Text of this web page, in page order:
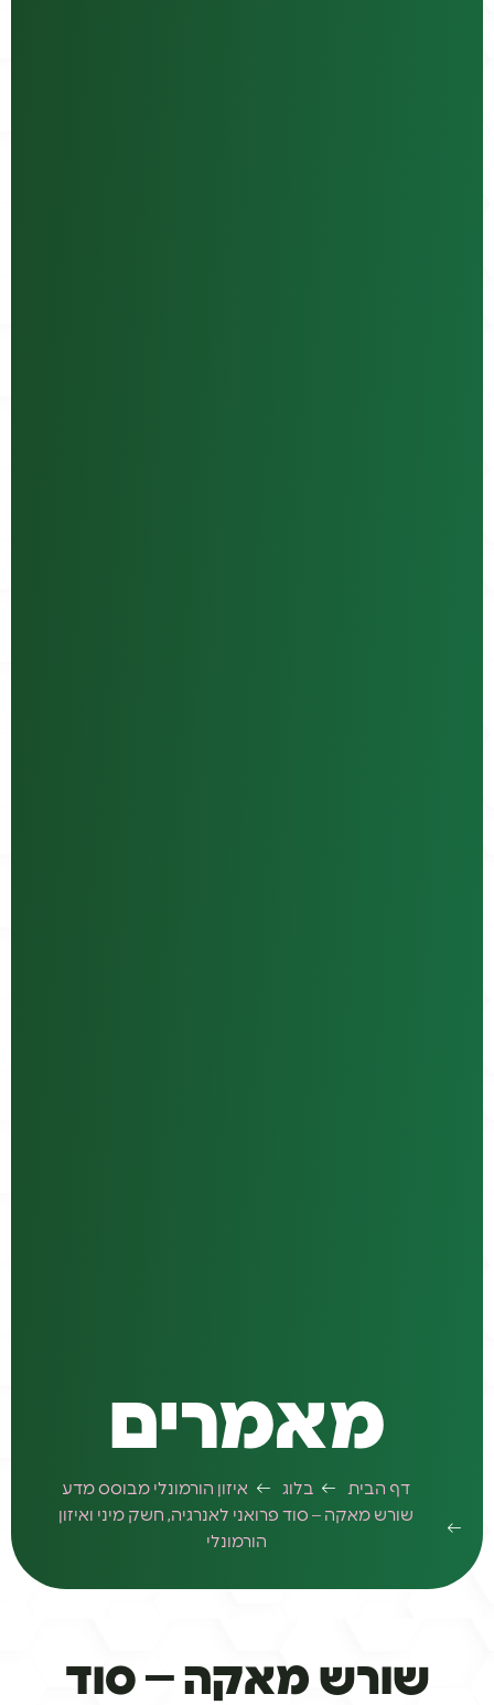
מאמרים
דף הבית בלוג
איזון הורמונלי מבוסס מדע
שורש מאקה – סוד פרואני לאנרגיה, חשק מיני ואיזון
הורמונלי
שורש מאקה – סוד